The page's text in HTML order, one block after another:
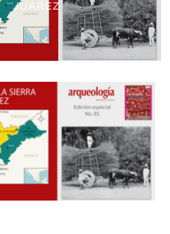
JUÁREZ